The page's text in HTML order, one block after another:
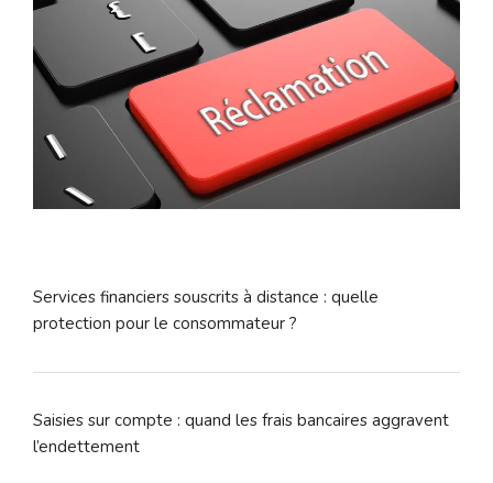
Services financiers souscrits à distance : quelle
protection pour le consommateur ?
Saisies sur compte : quand les frais bancaires aggravent
l’endettement